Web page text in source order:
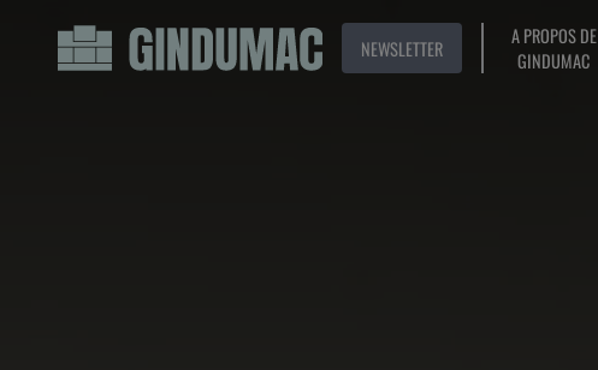
NEWSLETTER
A PROPOS DE
GINDUMAC